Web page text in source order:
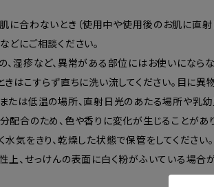
に合わないとき（使用中や使用後のお肌に直射
どにご相談ください。
、湿疹など、異常がある部位にはお使いにならな
きはこすらず直ちに洗い流してください。目に
たは低温の場所、直射日光のあたる場所や乳幼
配合のため、色や香りに変化が生じることがあ
気をきり、乾燥した状態で保管をしてください。
上、せっけんの表面に白く粉がふいている場合